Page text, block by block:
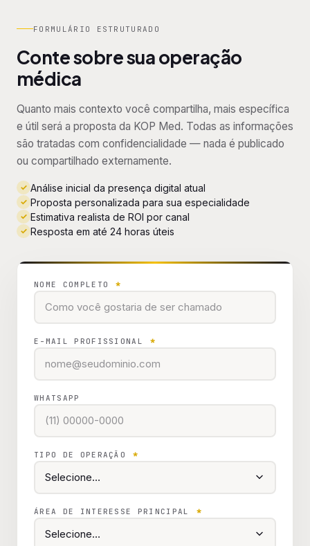
FORMULÁRIO ESTRUTURADO
Conte sobre sua operação
médica
Quanto mais contexto você compartilha, mais específica
e útil será a proposta da KOP Med. Todas as informações
são tratadas com confidencialidade — nada é publicado
ou compartilhado externamente.
✓ Análise inicial da presença digital atual
✓ Proposta personalizada para sua especialidade
✓ Estimativa realista de ROI por canal
✓ Resposta em até 24 horas úteis
NOME COMPLETO *
E-MAIL PROFISSIONAL *
WHATSAPP
TIPO DE OPERAÇÃO *
ÁREA DE INTERESSE PRINCIPAL *